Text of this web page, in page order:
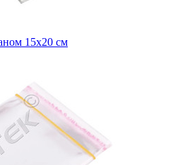
15х20 см